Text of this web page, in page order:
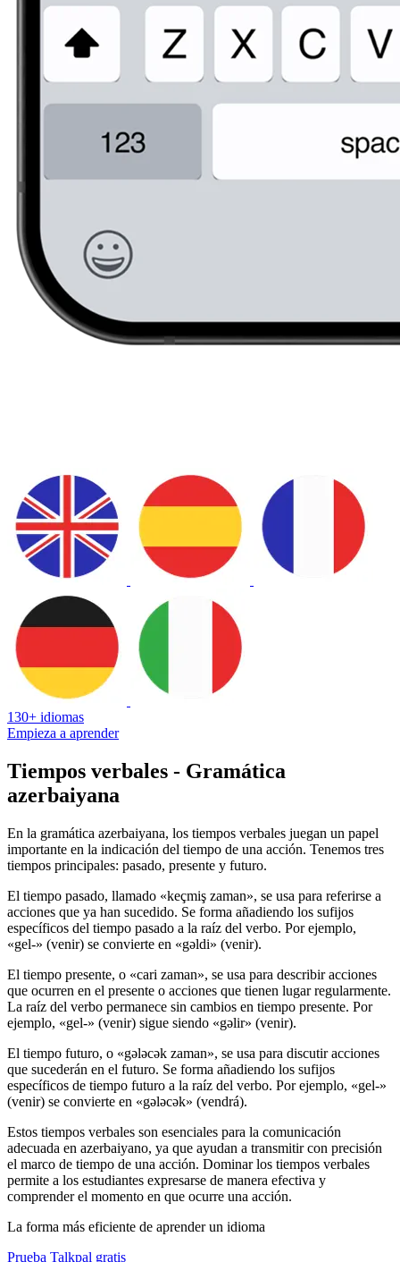
130+ idiomas
Empieza a aprender
Tiempos verbales - Gramática
azerbaiyana
En la gramática azerbaiyana, los tiempos verbales juegan un papel
importante en la indicación del tiempo de una acción. Tenemos tres
tiempos principales: pasado, presente y futuro.
El tiempo pasado, llamado «keçmiş zaman», se usa para referirse a
acciones que ya han sucedido. Se forma añadiendo los sufijos
específicos del tiempo pasado a la raíz del verbo. Por ejemplo,
«gel-» (venir) se convierte en «gəldi» (venir).
El tiempo presente, o «cari zaman», se usa para describir acciones
que ocurren en el presente o acciones que tienen lugar regularmente.
La raíz del verbo permanece sin cambios en tiempo presente. Por
ejemplo, «gel-» (venir) sigue siendo «gəlir» (venir).
El tiempo futuro, o «gələcək zaman», se usa para discutir acciones
que sucederán en el futuro. Se forma añadiendo los sufijos
específicos de tiempo futuro a la raíz del verbo. Por ejemplo, «gel-»
(venir) se convierte en «gələcək» (vendrá).
Estos tiempos verbales son esenciales para la comunicación
adecuada en azerbaiyano, ya que ayudan a transmitir con precisión
el marco de tiempo de una acción. Dominar los tiempos verbales
permite a los estudiantes expresarse de manera efectiva y
comprender el momento en que ocurre una acción.
La forma más eficiente de aprender un idioma
Prueba Talkpal gratis